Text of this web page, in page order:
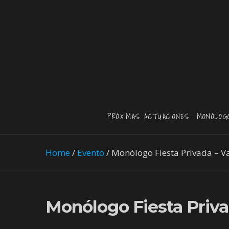
PRÓXIMAS ACTUACIONES
Home/ Evento / Monólogo Fiesta Privada –
Monólogo Fiesta